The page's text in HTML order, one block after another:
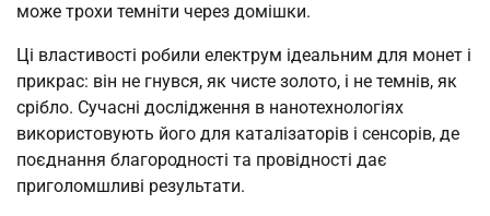
може трохи темніти через домішки.
Ці властивості робили електрум ідеальним для монет і
прикрас: він не гнувся, як чисте золото, і не темнів, як
срібло. Сучасні дослідження в нанотехнологіях
використовують його для каталізаторів і сенсорів, де
поєднання благородності та провідності дає
приголомшливі результати.